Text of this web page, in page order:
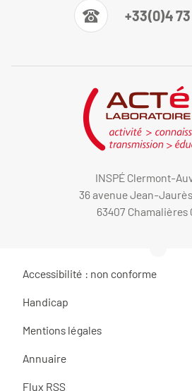
+33(0)4 73
INSPÉ Clermont-
36 avenue Jean-Jaurès
63407 Chamalières
Accessibilité : non conforme
Handicap
Mentions légales
Annuaire
Flux RSS